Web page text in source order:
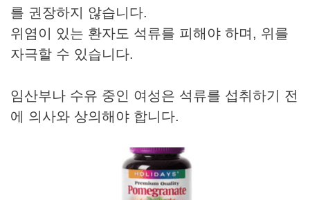
를 권장하지 않습니다.
위염이 있는 환자도 석류를 피해야 하며, 위를
자극할 수 있습니다.
임산부나 수유 중인 여성은 석류를 섭취하기 전
에 의사와 상의해야 합니다.